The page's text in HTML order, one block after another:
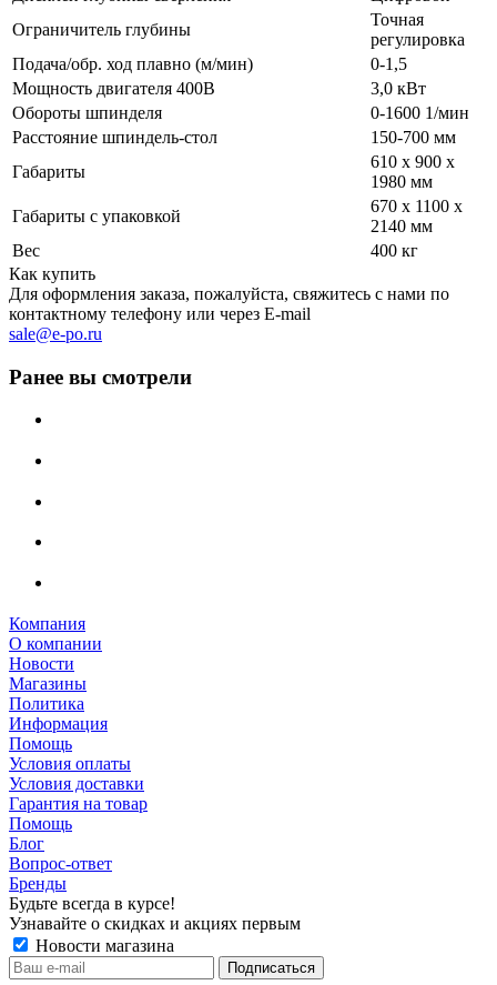
Ограничитель глубины
Точная
регулировка
Подача/обр. ход плавно (м/мин)
0-1,5
Мощность двигателя 400B
3,0 кВт
Обороты шпинделя
0-1600 1/мин
Расстояние шпиндель-стол
150-700 мм
Габариты
610 x 900 x
1980 мм
Габариты с упаковкой
670 x 1100 x
2140 мм
Вес
400 кг
Как купить
Для оформления заказа, пожалуйста, свяжитесь с нами по
контактному телефону или через E-mail
sale@e-po.ru
Ранее вы смотрели
Компания
О компании
Новости
Магазины
Политика
Информация
Помощь
Условия оплаты
Условия доставки
Гарантия на товар
Помощь
Блог
Вопрос-ответ
Бренды
Будьте всегда в курсе!
Узнавайте о скидках и акциях первым
Новости магазина